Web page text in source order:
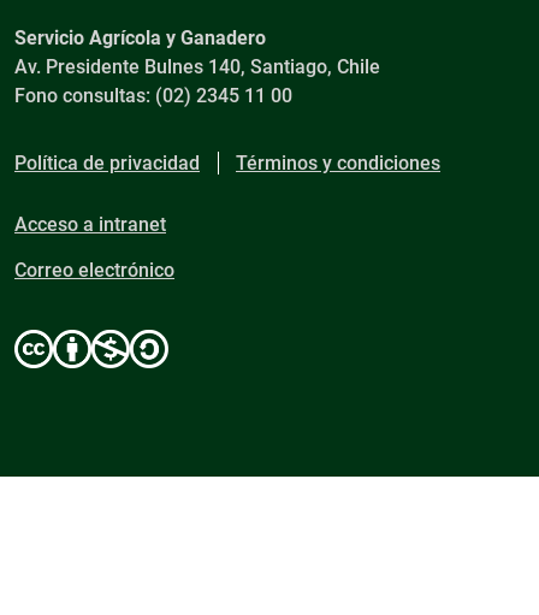
Servicio Agrícola y Ganadero
Av. Presidente Bulnes 140, Santiago, Chile
Fono consultas: (02) 2345 11 00
Política de privacidad Términos y condiciones
Acceso a intranet
Correo electrónico